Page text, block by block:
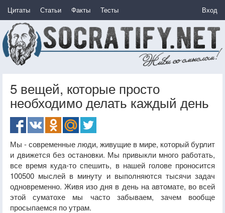
Цитаты Статьи Факты Тесты Вход
5 вещей, которые просто
необходимо делать каждый день
Мы - современные люди, живущие в мире, который бурлит
и движется без остановки. Мы привыкли много работать,
все время куда-то спешить, в нашей голове проносится
100500 мыслей в минуту и выполняются тысячи задач
одновременно. Живя изо дня в день на автомате, во всей
этой суматохе мы часто забываем, зачем вообще
просыпаемся по утрам.